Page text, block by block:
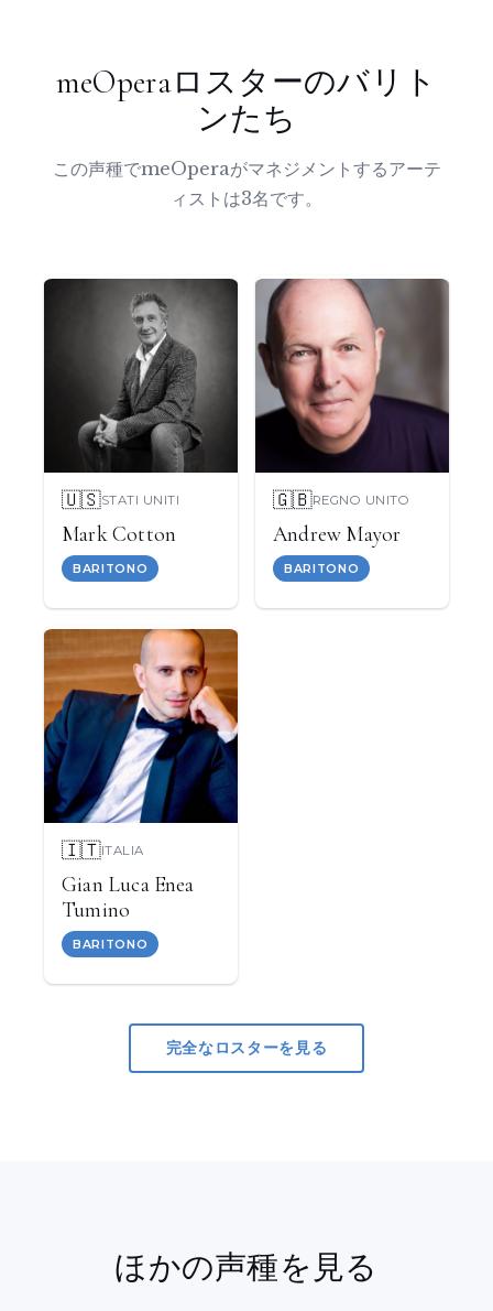
meOperaロスターのバリト
ンたち
この声種でmeOperaがマネジメントするアーテ
ィストは3名です。
🇺🇸STATI UNITI
Mark Cotton
BARITONO
🇬🇧REGNO UNITO
Andrew Mayor
BARITONO
🇮🇹ITALIA
Gian Luca Enea
Tumino
BARITONO
完全なロスターを見る
ほかの声種を見る